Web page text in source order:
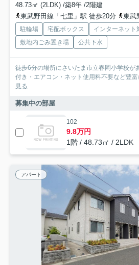
48.73㎡ (2LDK) /築8年 /2階建
東武野田線「七里」駅 徒歩20分
東武
駐輪場 宅配ボックス インターネット
敷地内ごみ置き場
公共下水
徒歩6分の場所にさいたま市立春岡小学校が
付き・エアコン・ネット使用料不要など豊
見る
募集中の部屋
102
9.8万円
1階 / 48.73㎡ / 2LDK
アパート